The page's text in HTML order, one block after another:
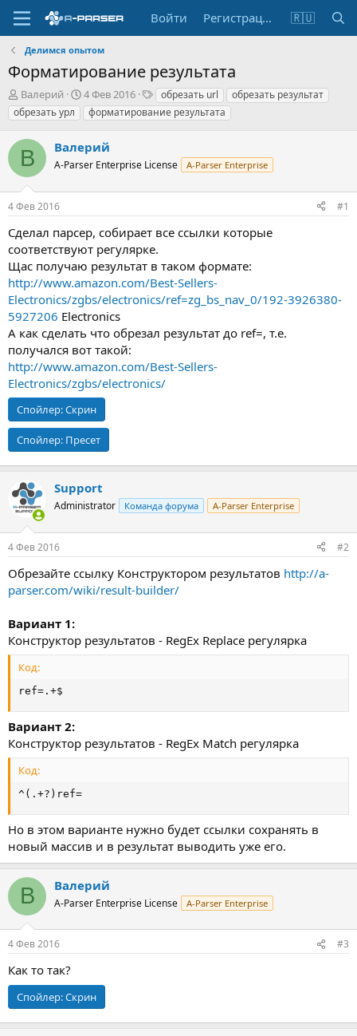
Войти Регистрация 🇷🇺
Делимся опытом
Форматирование результата
А
в
т
о
р
т
е
м
ы
Валерий
Д
а
т
н
а
а
4 Фев 2016
Т
е
г
обрезать url
обрезать результат
обрезать урл
форматирование результата
В Валерий
A-Parser Enterprise License A-Parser Enterprise
4 Фев 2016 #1
Сделал парсер, собирает все ссылки которые
соответствуют регулярке.
Щас получаю результат в таком формате:
http://www.amazon.com/Best-Sellers-
Electronics/zgbs/electronics/ref=zg_bs_nav_0/192-3926380-
5927206 Electronics
А как сделать что обрезал результат до ref=, т.е.
получался вот такой:
http://www.amazon.com/Best-Sellers-
Electronics/zgbs/electronics/
Спойлер:Скрин
Спойлер: Пресет
Support
Administrator Команда форума A-Parser Enterprise
4 Фев 2016 #2
Обрезайте ссылку Конструктором результатов http://a-
parser.com/wiki/result-builder/
Вариант 1:
Конструктор результатов - RegEx Replace регулярка
Код:
ref=.+$
Вариант 2:
Конструктор результатов - RegEx Match регулярка
Код:
^(.+?)ref=
Но в этом варианте нужно будет ссылки сохранять в
новый массив и в результат выводить уже его.
В Валерий
A-Parser Enterprise License A-Parser Enterprise
4 Фев 2016 #3
Как то так?
Спойлер:Скрин